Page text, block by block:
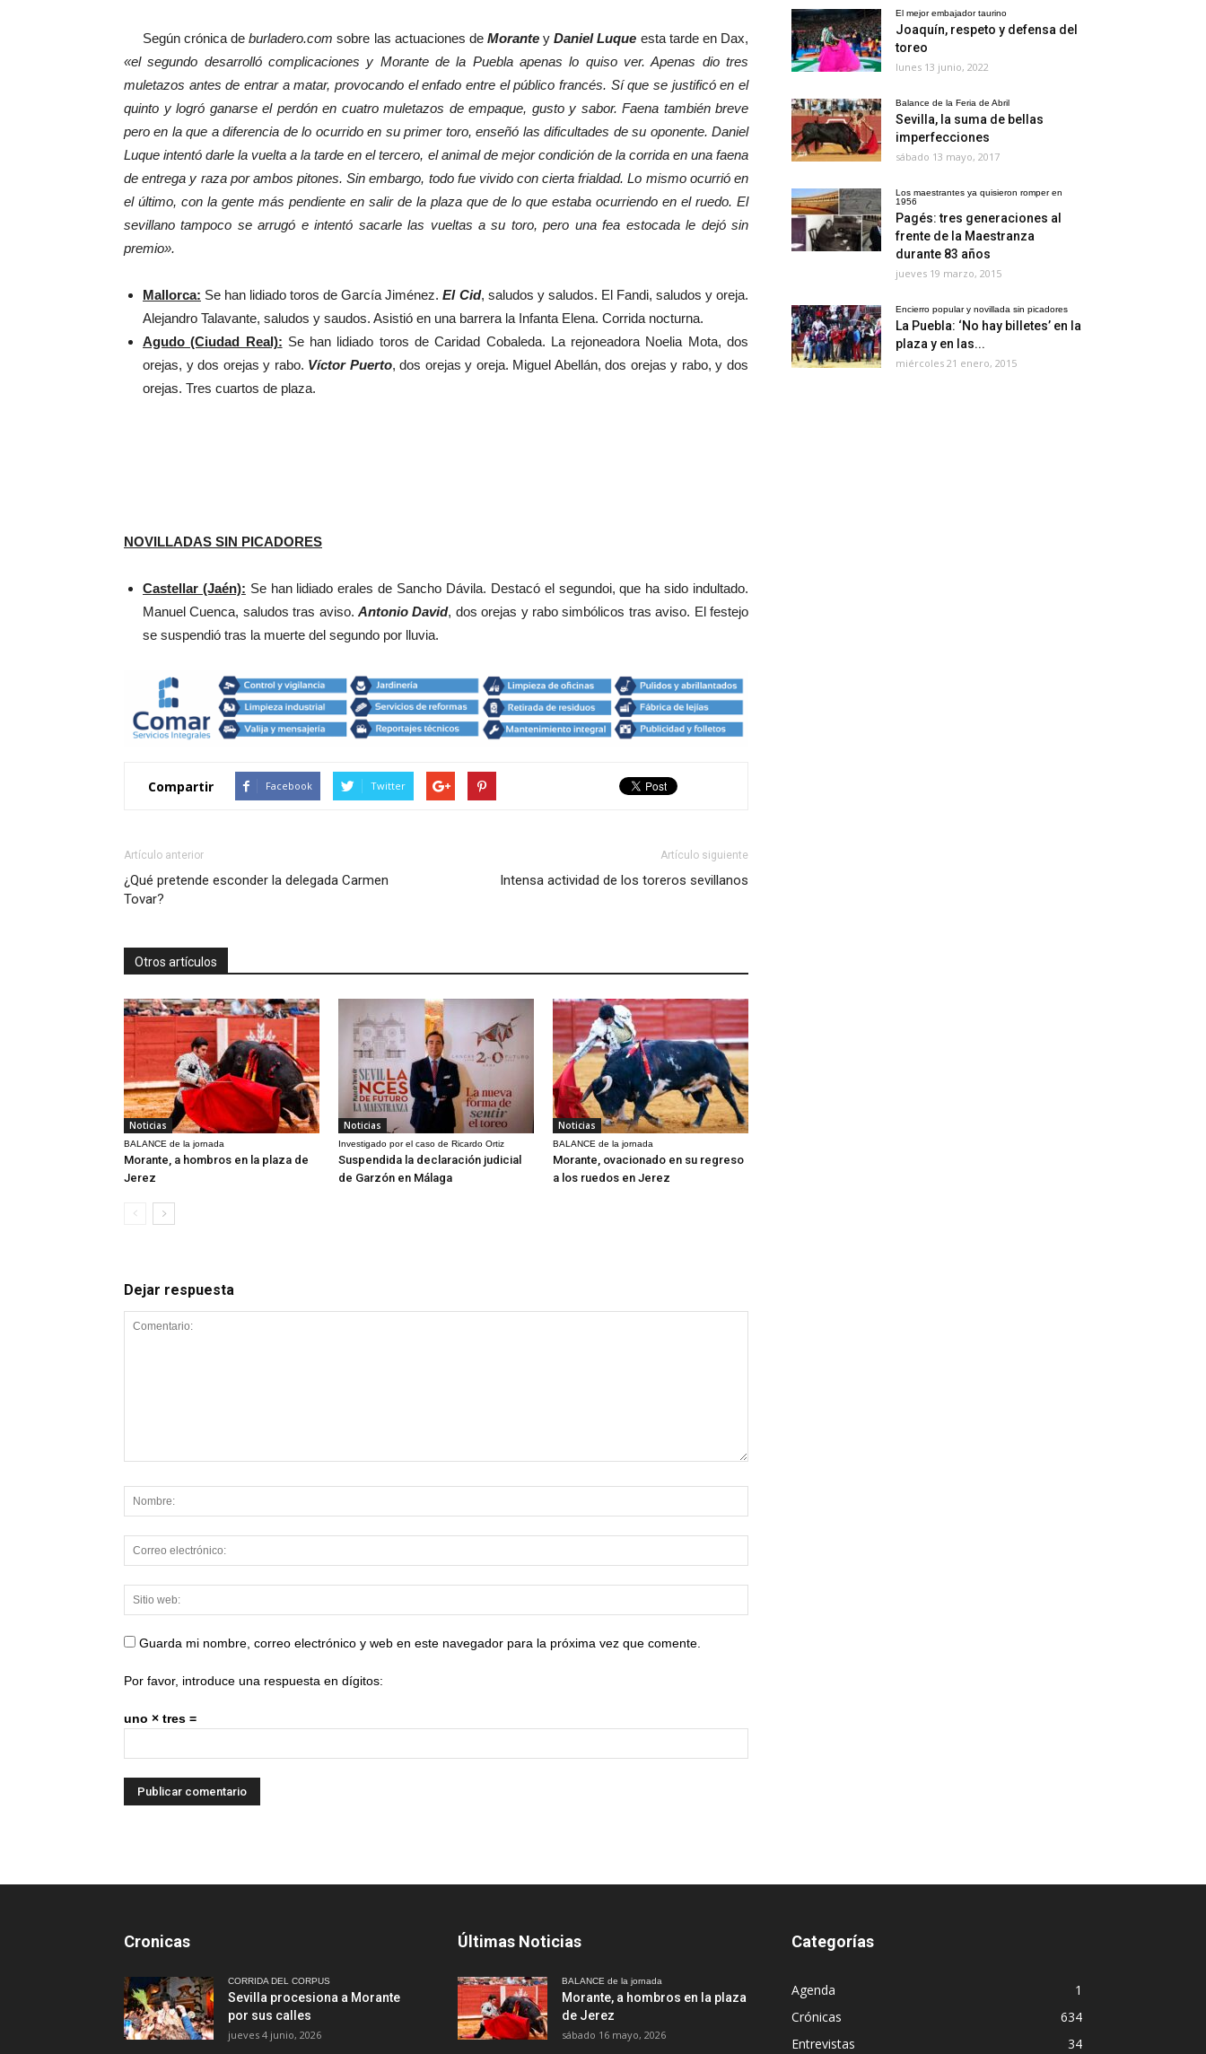
Según crónica deburladero.com sobre las actuaciones de MoranteyDaniel Luque esta tarde en Dax,
«el segundo desarrolló complicaciones y Morante de la Puebla apenas lo quiso ver. Apenas dio tres
muletazos antes de entrar a matar, provocando el enfado entre el público francés. Sí que se justificó en el
quinto y logró ganarse el perdón en cuatro muletazos de empaque, gusto y sabor. Faena también breve
pero en la que a diferencia de lo ocurrido en su primer toro, enseñó las dificultades de su oponente. Daniel
Luque intentó darle la vuelta a la tarde en el tercero, el animal de mejor condición de la corrida en una faena
de entrega y raza por ambos pitones. Sin embargo, todo fue vivido con cierta frialdad. Lo mismo ocurrió en
el último, con la gente más pendiente en salir de la plaza que de lo que estaba ocurriendo en el ruedo. El
sevillano tampoco se arrugó e intentó sacarle las vueltas a su toro, pero una fea estocada le dejó sin
premio».
Mallorca: Se han lidiado toros de García Jiménez.El Cid, saludos y saludos. El Fandi, saludos y oreja.
Alejandro Talavante, saludos y saudos. Asistió en una barrera la Infanta Elena. Corrida nocturna.
Agudo (Ciudad Real): Se han lidiado toros de Caridad Cobaleda. La rejoneadora Noelia Mota, dos
orejas, y dos orejas y rabo. Víctor Puerto, dos orejas y oreja. Miguel Abellán, dos orejas y rabo, y dos
orejas. Tres cuartos de plaza.
NOVILLADAS SIN PICADORES
Castellar (Jaén): Se han lidiado erales de Sancho Dávila. Destacó el segundoi, que ha sido indultado.
Manuel Cuenca, saludos tras aviso. Antonio David, dos orejas y rabo simbólicos tras aviso. El festejo
se suspendió tras la muerte del segundo por lluvia.
Compartir Facebook Twitter
Artículo anterior
¿Qué pretende esconder la delegada Carmen
Tovar?
Artículo siguiente
Intensa actividad de los toreros sevillanos
Otros artículos
Noticias
BALANCE de la jornada
Morante, a hombros en la plaza de
Jerez
Noticias
Investigado por el caso de Ricardo Ortiz
Suspendida la declaración judicial
de Garzón en Málaga
Noticias
BALANCE de la jornada
Morante, ovacionado en su regreso
a los ruedos en Jerez
Dejar respuesta
Guarda mi nombre, correo electrónico y web en este navegador para la próxima vez que comente.
Por favor, introduce una respuesta en dígitos:
uno × tres =
El mejor embajador taurino
Joaquín, respeto y defensa del
toreo
lunes 13 junio, 2022
Balance de la Feria de Abril
Sevilla, la suma de bellas
imperfecciones
sábado 13 mayo, 2017
Los maestrantes ya quisieron romper en
1956
Pagés: tres generaciones al
frente de la Maestranza
durante 83 años
jueves 19 marzo, 2015
Encierro popular y novillada sin picadores
La Puebla: ‘No hay billetes’ en la
plaza y en las...
miércoles 21 enero, 2015
Cronicas
CORRIDA DEL CORPUS
Sevilla procesiona a Morante
por sus calles
jueves 4 junio, 2026
Últimas Noticias
BALANCE de la jornada
Morante, a hombros en la plaza
de Jerez
sábado 16 mayo, 2026
Categorías
Agenda
1
Crónicas
634
Entrevistas
34